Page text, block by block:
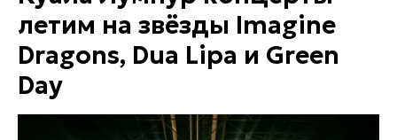
летим на звёзды Imagine
Dragons, Dua Lipa и Green
Day